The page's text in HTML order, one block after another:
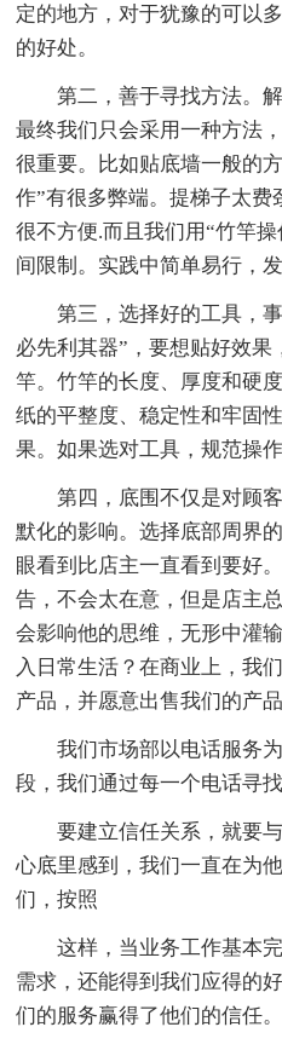
定的地方，对于犹豫的可以
的好处。
第二，善于寻找方法。解
最终我们只会采用一种方法
很重要。比如贴底墙一般的
作”有很多弊端。提梯子太
很不方便.而且我们用“竹竿
间限制。实践中简单易行，
第三，选择好的工具，事
必先利其器”，要想贴好效
竿。竹竿的长度、厚度和硬
纸的平整度、稳定性和牢固
果。如果选对工具，规范操
第四，底围不仅是对顾客
默化的影响。选择底部周界
眼看到比店主一直看到要好
告，不会太在意，但是店主
会影响他的思维，无形中灌
入日常生活？在商业上，我
产品，并愿意出售我们的产品
我们市场部以电话服务为
段，我们通过每一个电话寻找
要建立信任关系，就要与
心底里感到，我们一直在为
们，按照
这样，当业务工作基本完
需求，还能得到我们应得的
们的服务赢得了他们的信任